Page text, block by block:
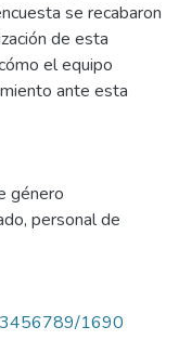
se recabaron
de esta
el equipo
ante esta
género
, personal de
1690